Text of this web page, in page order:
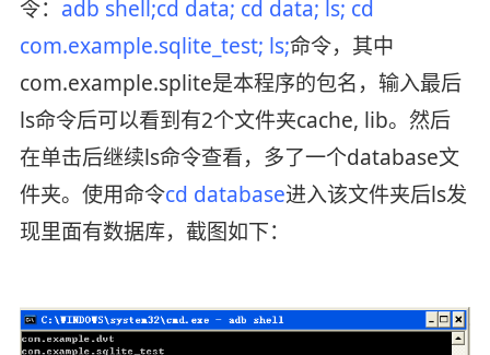
令： adb shell;cd data; cd data; ls; cd
com.example.sqlite_test; ls;命令，其中
com.example.splite是本程序的包名，输入最后
ls命令后可以看到有2个文件夹cache, lib。然后
在单击后继续ls命令查看，多了一个database文
件夹。使用命令cd database进入该文件夹后ls发
现里面有数据库，截图如下：